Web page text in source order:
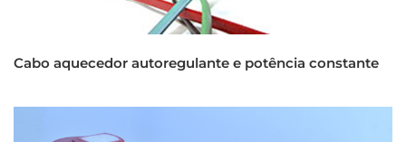
Cabo aquecedor autoregulante e potência constante